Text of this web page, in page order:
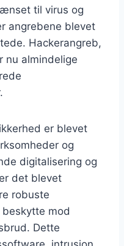
til virus og
angrebene blevet
Hackerangreb,
nu almindelige
er blevet
og
digitalisering og
det blevet
robuste
mod
Dette